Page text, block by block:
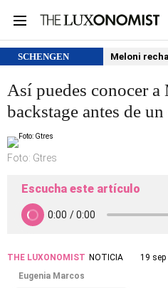
SCHENGEN Meloni
Así puedes conocer a
backstage antes de
Foto: Gtres
Escucha este artículo
THE LUXONOMIST NOTICIA
19 sep
Eugenia Marcos